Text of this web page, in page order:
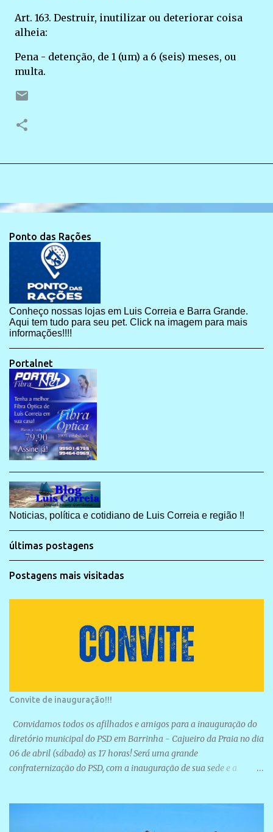
Art. 163. Destruir, inutilizar ou deteriorar coisa
alheia:
Pena - detenção, de 1 (um) a 6 (seis) meses, ou
multa.
Ponto das Rações
Conheço nossas lojas em Luis Correia e Barra Grande.
Aqui tem tudo para seu pet. Click na imagem para mais
informações!!!!
Portalnet
Noticias, política e cotidiano de Luis Correia e região !!
últimas postagens
Postagens mais visitadas
Convite de inauguração!!!
Convidamos todos os afilhados e amigos para a inauguração do
diretório municipal do PSD em Barrinha - Cajueiro da Praia no dia
06 de abril (sábado) as 17 horas! Será uma grande
confraternização do PSD, com a inauguração de sua sede e a